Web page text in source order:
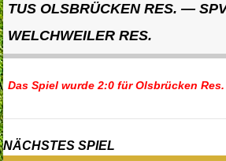
TUS OLSBRÜCKEN RES. —
WELCHWEILER RES.
Das Spiel wurde 2:0 für Olsbrücken
NÄCHSTES SPIEL